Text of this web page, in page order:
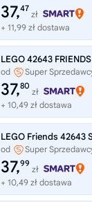
37,47
zł
+ 11,99 zł dostawa
od Super
37,80
zł
+ 10,49 zł dostawa
od Super
37,99
zł
+ 10,49 zł dostawa